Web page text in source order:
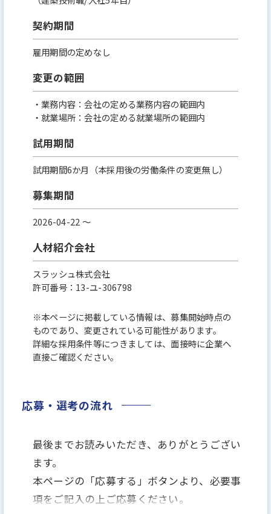
契約期間
雇用期間の定めなし
変更の範囲
・業務内容：会社の定める業務内容の範囲内
・就業場所：会社の定める就業場所の範囲内
試用期間
試用期間6か月（本採用後の労働条件の変更無し）
募集期間
2026-04-22 〜
人材紹介会社
スラッシュ株式会社
許可番号：13-ユ-306798
※本ページに掲載している情報は、募集開始時点の
ものであり、変更されている可能性があります。
詳細な採用条件等につきましては、面接時に企業へ
直接ご確認ください。
応募・選考の流れ
最後までお読みいただき、ありがとうござい
ます。
本ページの「応募する」ボタンより、必要事
項をご記入の上ご応募ください。